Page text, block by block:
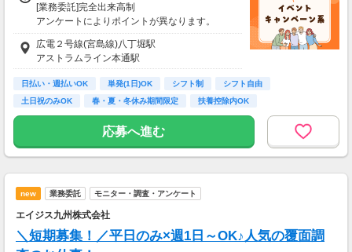
[業務委託]完全出来高制
アンケートによりポイントが異なります。
ポイントはネットポイントや電子ギフト券等に
交換可能です。
※ポイント交換先は変更となる場合があります
＜通常のアンケート＞
様々な商品やサービスの利用状況やご意見を伺
います。
2～3ポイントの簡単なアンケートから、数十～
数百ポイントのアンケートまで様々な種類があ
＜グループインタビュー＞
品やサービスについてお話いただきます。
1回につき、1～2時間程度で数千円程度の謝礼
がもらえます。
広電２号線(宮島線)八丁堀駅
アストラムライン本通駅
日払い・週払いOK 単発(1日)OK シフト制
シフト自由
土日祝のみOK
春・夏・冬休み期間限定
扶養控除内OK
副業・ＷワークOK
週2日からOK
応募へ進む
new 業務委託 モニター・調査・アンケート
エイジス九州株式会社
＼短期募集！／平日のみ×週1日～OK♪人気の覆面調